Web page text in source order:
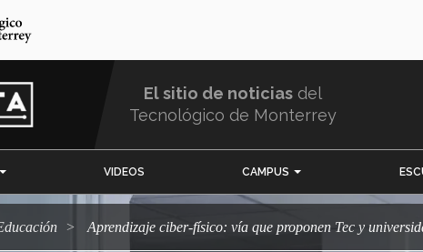
El sitio de noticias del
Tecnológico de Monterrey
VIDEOS CAMPUS
Educación Aprendizaje ciber-físico: vía que proponen Tec y